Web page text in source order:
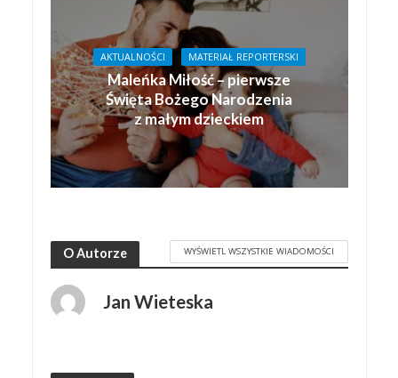
AKTUALNOŚCI MATERIAŁ REPORTERSKI
Maleńka Miłość – pierwsze
Święta Bożego Narodzenia
z małym dzieckiem
O Autorze WYŚWIETL WSZYSTKIE WIADOMOŚCI
Jan Wieteska